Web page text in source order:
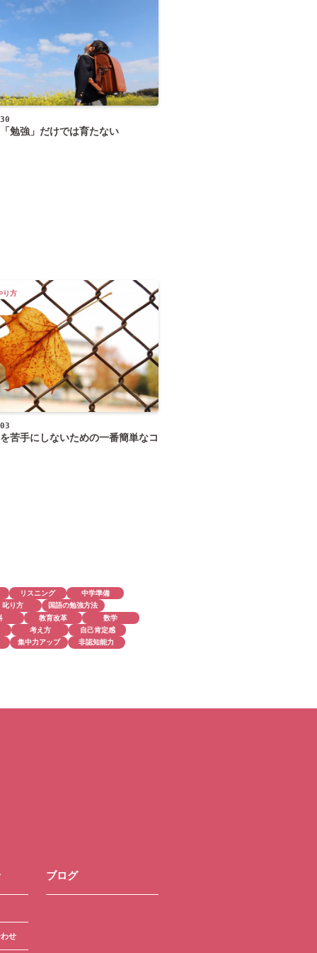
勉強」だけでは育たない
苦手にしないための一番簡単なコ
り方
リスニング
中学準備
叱り方
国語の勉強方法
教育改革
数学
考え方
自己肯定感
集中力アップ
非認知能力
せ
ブログ